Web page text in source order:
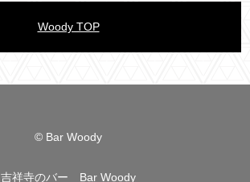
Woody TOP
© Bar Woody
吉祥寺のバー Bar Woody